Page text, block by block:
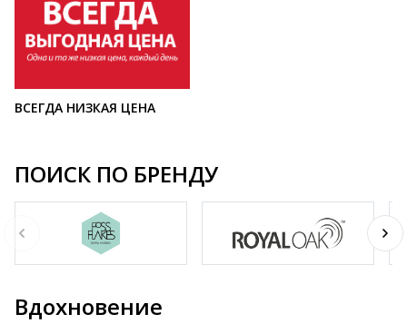
ВСЕГДА НИЗКАЯ ЦЕНА
ПОИСК ПО БРЕНДУ
Вдохновение